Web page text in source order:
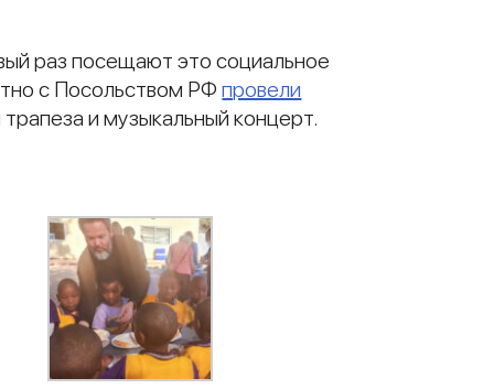
раз посещают это социальное
с Посольством РФпровели
и музыкальный концерт.